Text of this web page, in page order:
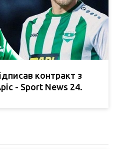
контракт з
- Sport News 24.